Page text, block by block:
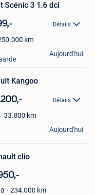
Scénic 3 1.6 dci
Détails
km
Aujourd'hui
Kangoo
Détails
33.800 km
Aujourd'hui
clio
234.000 km